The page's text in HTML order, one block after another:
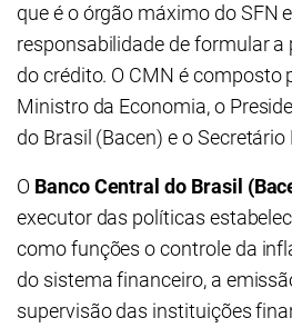
que é o órgão máximo do SFN
responsabilidade de formular a
do crédito. O CMN é composto
Ministro da Economia, o
do Brasil (Bacen) e o
O Banco Central do Brasil
executor das políticas
como funções o controle da
do sistema financeiro, a
supervisão das instituições